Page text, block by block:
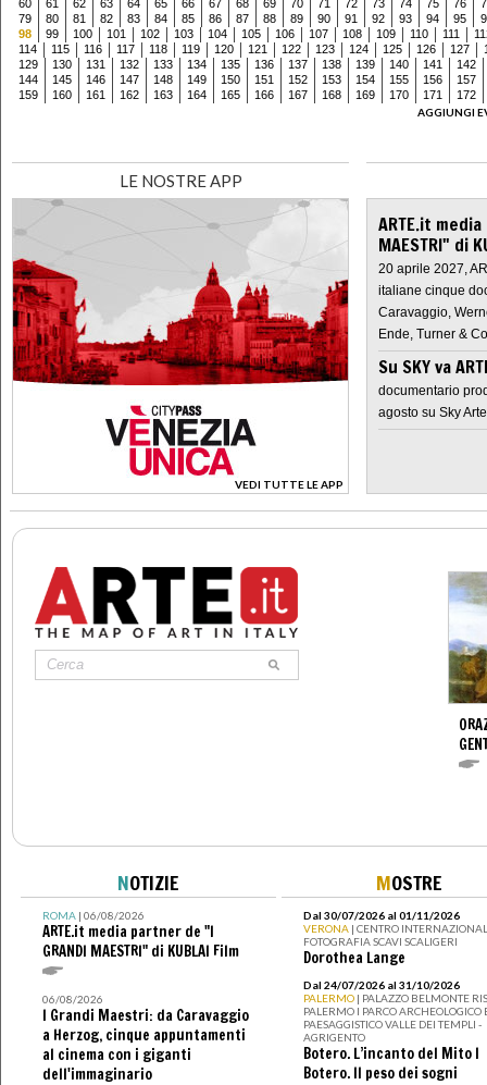
60 61 62 63 64 65 66 67 68 69 70 71 72 73 74 75 76
79
80 81 82 83 84 85 86 87 88 89 90 91 92 93 94 95
98
99 100 101 102 103 104 105 106 107 108 109 110 111
114
115 116 117 118 119 120 121 122 123 124 125 126 127
129
130 131 132 133 134 135 136 137 138 139 140 141
142
144
145 146 147 148 149 150 151 152 153 154 155 156
157
159
160 161 162 163 164 165 166 167 168 169 170 171
172
AGGIUNGI
LE NOSTRE APP
VEDI TUTTE LE APP
>
ARTE.it
MAESTRI" di
20 aprile 2027,
italiane cinque
Caravaggio,
Ende, Turner &
Su SKY va
documentario
agosto su Sky Arte
NOTIZIE
ROMA| 06/08/2026
ARTE.it media partner de "I
GRANDI MAESTRI" di KUBLAI Film
06/08/2026
I Grandi Maestri: da Caravaggio
a Herzog, cinque appuntamenti
al cinema con i giganti
dell'immaginario
MOSTRE
Dal 30/07/2026 al 01/11/2026
VERONA | CENTRO
FOTOGRAFIA SCAVI SCALIGERI
Dorothea Lange
Dal 24/07/2026 al 31/10/2026
PALERMO | PALAZZO BELMONTE
PALERMO I PARCO ARCHEOLOGICO
PAESAGGISTICO VALLE DEI TEMPLI -
AGRIGENTO
Botero. L’incanto del Mito I
Botero. Il peso dei sogni